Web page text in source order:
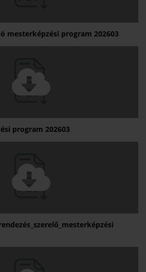
mesterképzési program 202603
program 202603